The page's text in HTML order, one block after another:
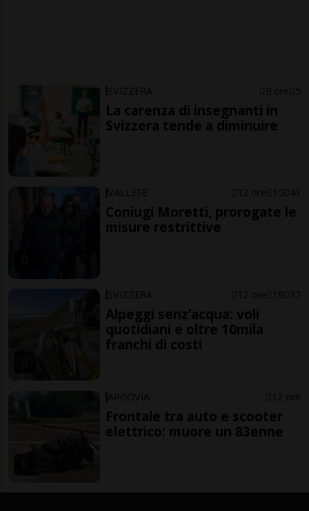
SVIZZERA 9 ore 5
La carenza di insegnanti in
Svizzera tende a diminuire
VALLESE 12 ore 15 41
Coniugi Moretti, prorogate le
misure restrittive
SVIZZERA 12 ore 19 37
Alpeggi senz’acqua: voli
quotidiani e oltre 10mila
franchi di costi
ARGOVIA 12 ore
Frontale tra auto e scooter
elettrico: muore un 83enne